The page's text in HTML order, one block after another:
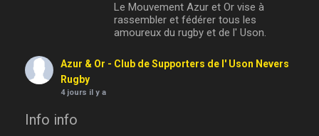
Le Mouvement Azur et Or vise à
rassembler et fédérer tous les
amoureux du rugby et de l' Uson.
Azur & Or - Club de Supporters de l' Uson Nevers
Rugby
4 jours il y a
Info info